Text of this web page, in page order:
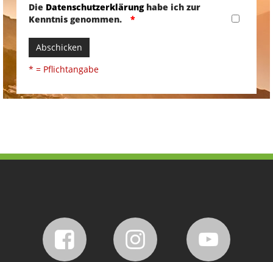
Die Datenschutzerklärunghabe ich zur
Kenntnis genommen.
Abschicken
* = Pflichtangabe